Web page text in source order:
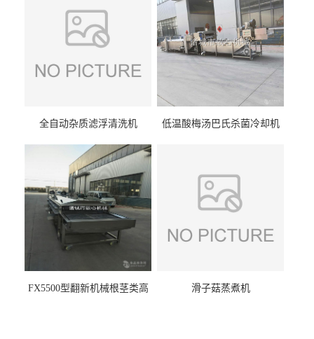
全自动杂质滤浮清洗机 低温酸梅汤巴氏杀菌冷却机
FX5500型翻新机械根茎类高
滑子菇蒸煮机